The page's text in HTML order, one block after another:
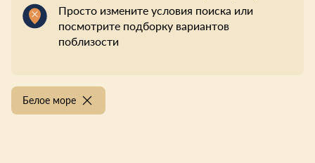
Просто измените условия поиска или
посмотрите подборку вариантов
поблизости
Белое море